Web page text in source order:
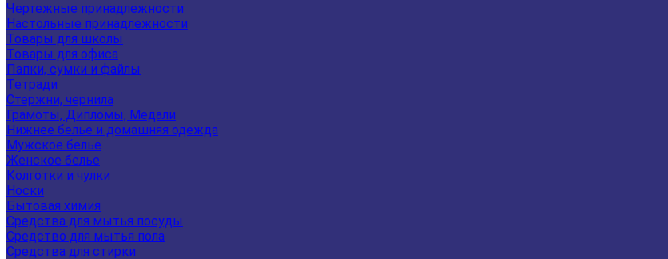
Чертежные принадлежности
Настольные принадлежности
Товары для школы
Товары для офиса
Папки, сумки и файлы
Тетради
Стержни, чернила
Грамоты, Дипломы, Медали
Нижнее белье и домашняя одежда
Мужское белье
Женское белье
Колготки и чулки
Носки
Бытовая химия
Средства для мытья посуды
Средство для мытья пола
Средства для стирки